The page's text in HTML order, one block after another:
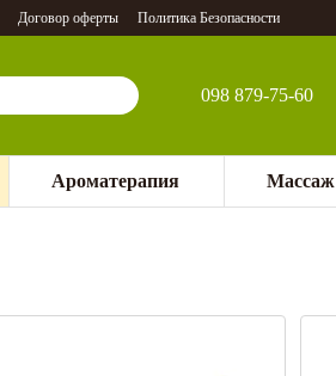
Договор оферты Политика Безопасности
098 879-75-60
Ароматерапия Массаж